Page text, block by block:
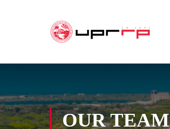
OUR TEAM